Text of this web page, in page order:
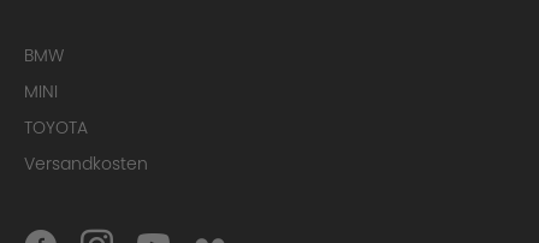
BMW
MINI
TOYOTA
Versandkosten